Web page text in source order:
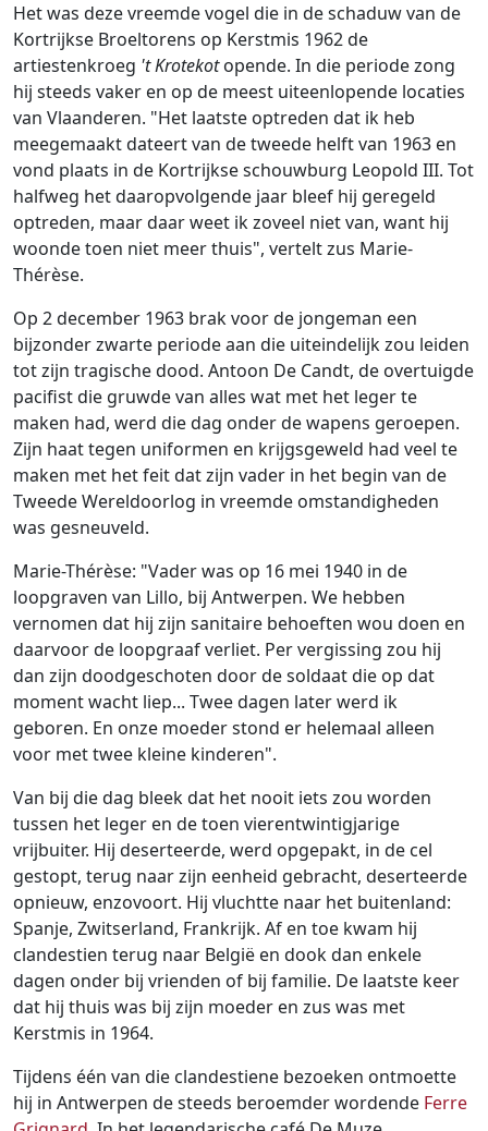
Het was deze vreemde vogel die in de schaduw van de
Kortrijkse Broeltorens op Kerstmis 1962 de
artiestenkroeg 't Krotekotopende. In die periode zong
hij steeds vaker en op de meest uiteenlopende locaties
van Vlaanderen. "Het laatste optreden dat ik heb
meegemaakt dateert van de tweede helft van 1963 en
vond plaats in de Kortrijkse schouwburg Leopold III. Tot
halfweg het daaropvolgende jaar bleef hij geregeld
optreden, maar daar weet ik zoveel niet van, want hij
woonde toen niet meer thuis", vertelt zus Marie-
Thérèse.
Op 2 december 1963 brak voor de jongeman een
bijzonder zwarte periode aan die uiteindelijk zou leiden
tot zijn tragische dood. Antoon De Candt, de overtuigde
pacifist die gruwde van alles wat met het leger te
maken had, werd die dag onder de wapens geroepen.
Zijn haat tegen uniformen en krijgsgeweld had veel te
maken met het feit dat zijn vader in het begin van de
Tweede Wereldoorlog in vreemde omstandigheden
was gesneuveld.
Marie-Thérèse: "Vader was op 16 mei 1940 in de
loopgraven van Lillo, bij Antwerpen. We hebben
vernomen dat hij zijn sanitaire behoeften wou doen en
daarvoor de loopgraaf verliet. Per vergissing zou hij
dan zijn doodgeschoten door de soldaat die op dat
moment wacht liep... Twee dagen later werd ik
geboren. En onze moeder stond er helemaal alleen
voor met twee kleine kinderen".
Van bij die dag bleek dat het nooit iets zou worden
tussen het leger en de toen vierentwintigjarige
vrijbuiter. Hij deserteerde, werd opgepakt, in de cel
gestopt, terug naar zijn eenheid gebracht, deserteerde
opnieuw, enzovoort. Hij vluchtte naar het buitenland:
Spanje, Zwitserland, Frankrijk. Af en toe kwam hij
clandestien terug naar België en dook dan enkele
dagen onder bij vrienden of bij familie. De laatste keer
dat hij thuis was bij zijn moeder en zus was met
Kerstmis in 1964.
Tijdens één van die clandestiene bezoeken ontmoette
hij in Antwerpen de steeds beroemder wordende Ferre